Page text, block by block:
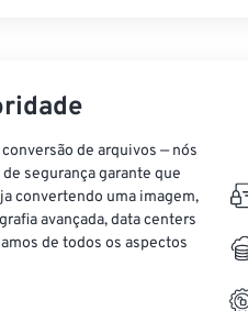
de arquivos — nós
segurança garante que
convertendo uma imagem,
avançada, data centers
de todos os aspectos